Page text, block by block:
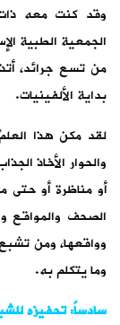
وقد كنت معه
الجمعية الطبية
من تسع جرائد،
بداية الألفينيات.
لقد مكن هذا
والحوار الأخاذ
أو مناظرة أو حتى
الصحف والمواقع
وواقعها، ومن
وما يتكلم به.
سادساً: تحفيزه